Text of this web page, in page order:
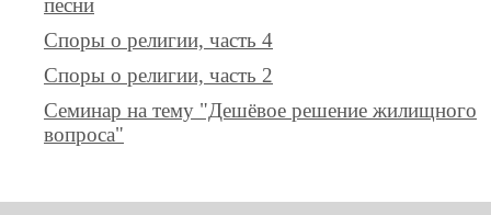
Споры о религии, часть 4
Споры о религии, часть 2
Семинар на тему "Дешёвое решение жилищного
вопроса"